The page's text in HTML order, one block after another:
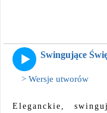
Swingujące
> Wersje utworów
Eleganckie,